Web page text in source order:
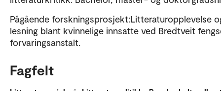
Pågående forskningsprosjekt:Litteraturopplevelse
lesning blant kvinnelige innsatte ved Bredtveit
forvaringsanstalt.
Fagfelt